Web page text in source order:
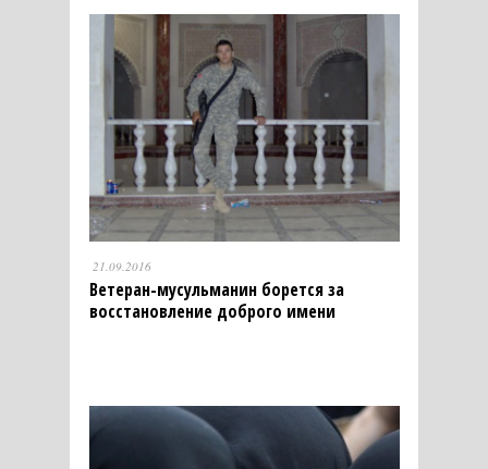
21.09.2016
Ветеран-мусульманин борется за
восстановление доброго имени